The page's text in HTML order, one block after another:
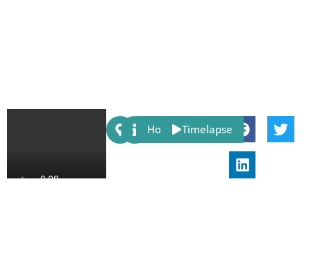
Share:
Host Timelapse